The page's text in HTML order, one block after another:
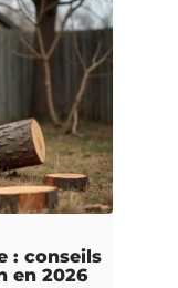
: conseils
en 2026